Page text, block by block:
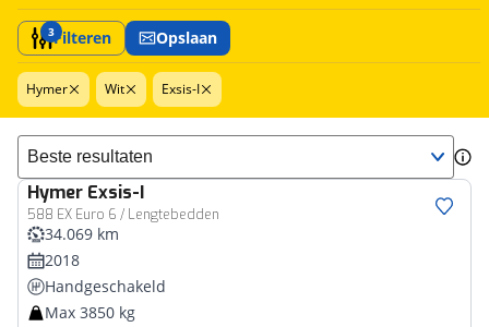
3Filteren Opslaan
Hymer Wit Exsis-I
Sorteer resultaten
Hymer Exsis-I
588 EX Euro 6 / Lengtebedden
34.069 km
2018
Handgeschakeld
Max 3850 kg